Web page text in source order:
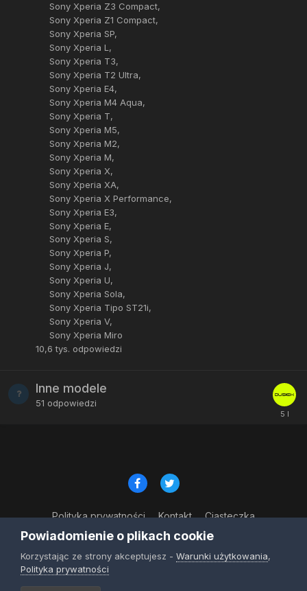
Sony Xperia Z3 Compact
Sony Xperia Z1 Compact
Sony Xperia SP
Sony Xperia L
Sony Xperia T3
Sony Xperia T2 Ultra
Sony Xperia E4
Sony Xperia M4 Aqua
Sony Xperia T
Sony Xperia M5
Sony Xperia M2
Sony Xperia M
Sony Xperia X
Sony Xperia XA
Sony Xperia X Performance
Sony Xperia E3
Sony Xperia E
Sony Xperia S
Sony Xperia P
Sony Xperia J
Sony Xperia U
Sony Xperia Sola
Sony Xperia Tipo ST21i
Sony Xperia V
Sony Xperia Miro
10,6 tys. odpowiedzi
Inne modele
51 odpowiedzi
Polityka prywatności Kontakt Ciasteczka
© Copyright 2023
Powered by Invision Community
Powiadomienie o plikach cookie
Korzystając ze strony akceptujesz - Warunki użytkowania,
Polityka prywatności